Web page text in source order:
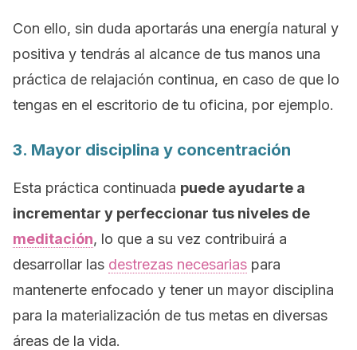
Con ello, sin duda aportarás una energía natural y
positiva y tendrás al alcance de tus manos una
práctica de relajación continua, en caso de que lo
tengas en el escritorio de tu oficina, por ejemplo.
3. Mayor disciplina y concentración
Esta práctica continuada puede ayudarte a
incrementar y perfeccionar tus niveles de
meditación, lo que a su vez contribuirá a
desarrollar las destrezas necesarias para
mantenerte enfocado y tener un mayor disciplina
para la materialización de tus metas en diversas
áreas de la vida.